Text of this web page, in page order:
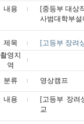
내용
[중등부 대상
사범대학부설
제목
[고등부 장려
촬영지
역
분류 영상캠프
내용
[고등부 장려
교